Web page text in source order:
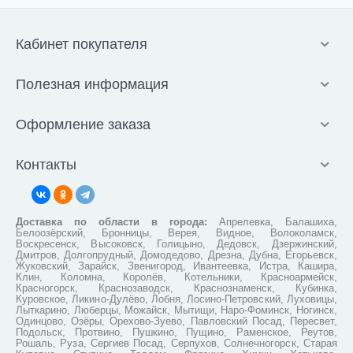
Кабинет покупателя
Полезная информация
Оформление заказа
Контакты
Доставка по области в города: Апрелевка, Балашиха,
Белоозёрский, Бронницы, Верея, Видное, Волоколамск,
Воскресенск, Высоковск, Голицыно, Дедовск, Дзержинский,
Дмитров, Долгопрудный, Домодедово, Дрезна, Дубна, Егорьевск,
Жуковский, Зарайск, Звенигород, Ивантеевка, Истра, Кашира,
Клин, Коломна, Королёв, Котельники, Красноармейск,
Красногорск, Краснозаводск, Краснознаменск, Кубинка,
Куровское, Ликино-Дулёво, Лобня, Лосино-Петровский, Луховицы,
Лыткарино, Люберцы, Можайск, Мытищи, Наро-Фоминск, Ногинск,
Одинцово, Озёры, Орехово-Зуево, Павловский Посад, Пересвет,
Подольск, Протвино, Пушкино, Пущино, Раменское, Реутов,
Рошаль, Руза, Сергиев Посад, Серпухов, Солнечногорск, Старая